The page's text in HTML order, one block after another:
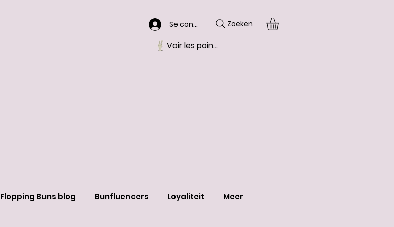
Se connecter Zoeken
Voir les points
Flopping Buns blog Bunfluencers Loyaliteit Meer